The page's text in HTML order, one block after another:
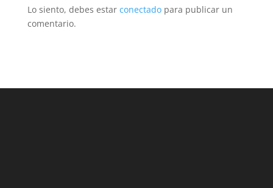
Lo siento, debes estar conectadopara publicar un
comentario.